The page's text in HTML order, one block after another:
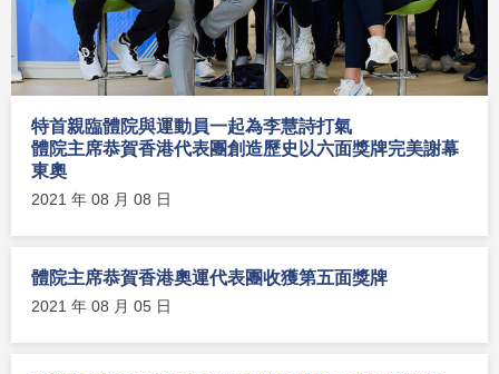
特首親臨體院與運動員一起為李慧詩打氣
體院主席恭賀香港代表團創造歷史以六面獎牌完美謝幕
東奧
2021 年 08 月 08 日
體院主席恭賀香港奧運代表團收獲第五面獎牌
2021 年 08 月 05 日